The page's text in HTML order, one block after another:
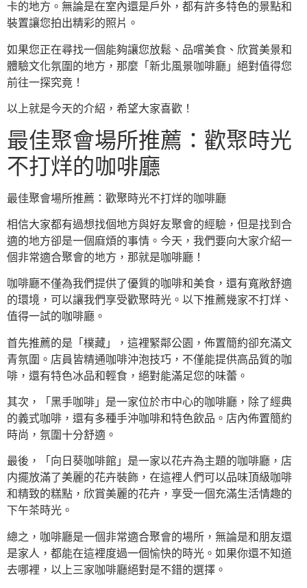
卡的地方。無論是在室內還是戶外，都有許多特色的景點和
裝置讓您拍出精彩的照片。
如果您正在尋找一個能夠讓您放鬆、品嚐美食、欣賞美景和
體驗文化氛圍的地方，那麼「新北風景咖啡廳」絕對值得您
前往一探究竟！
以上就是今天的介紹，希望大家喜歡！
最佳聚會場所推薦：歡聚時光
不打烊的咖啡廳
最佳聚會場所推薦：歡聚時光不打烊的咖啡廳
相信大家都有過想找個地方與好友聚會的經驗，但是找到合
適的地方卻是一個麻煩的事情。今天，我們要向大家介紹一
個非常適合聚會的地方，那就是咖啡廳！
咖啡廳不僅為我們提供了優質的咖啡和美食，還有寬敞舒適
的環境，可以讓我們享受歡聚時光。以下推薦幾家不打烊、
值得一試的咖啡廳。
首先推薦的是「樸藏」，這裡緊鄰公園，佈置簡約卻充滿文
青氛圍。店員皆精通咖啡沖泡技巧，不僅能提供高品質的咖
啡，還有特色冰品和輕食，絕對能滿足您的味蕾。
其次，「黑手咖啡」是一家位於市中心的咖啡廳，除了經典
的義式咖啡，還有多種手沖咖啡和特色飲品。店內佈置簡約
時尚，氛圍十分舒適。
最後，「向日葵咖啡館」是一家以花卉為主題的咖啡廳，店
内擺放滿了美麗的花卉裝飾，在這裡人們可以品味頂級咖啡
和精致的糕點，欣賞美麗的花卉，享受一個充滿生活情趣的
下午茶時光。
總之，咖啡廳是一個非常適合聚會的場所，無論是和朋友還
是家人，都能在這裡度過一個愉快的時光。如果你還不知道
去哪裡，以上三家咖啡廳絕對是不錯的選擇。